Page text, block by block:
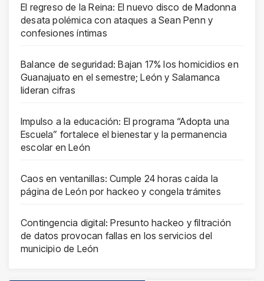
El regreso de la Reina: El nuevo disco de Madonna
desata polémica con ataques a Sean Penn y
confesiones íntimas
Balance de seguridad: Bajan 17% los homicidios en
Guanajuato en el semestre; León y Salamanca
lideran cifras
Impulso a la educación: El programa “Adopta una
Escuela” fortalece el bienestar y la permanencia
escolar en León
Caos en ventanillas: Cumple 24 horas caída la
página de León por hackeo y congela trámites
Contingencia digital: Presunto hackeo y filtración
de datos provocan fallas en los servicios del
municipio de León